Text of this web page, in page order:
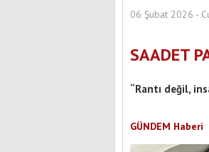
06 Şubat 2026 -
SAADET
“Rantı değil,
GÜNDEM Haberi